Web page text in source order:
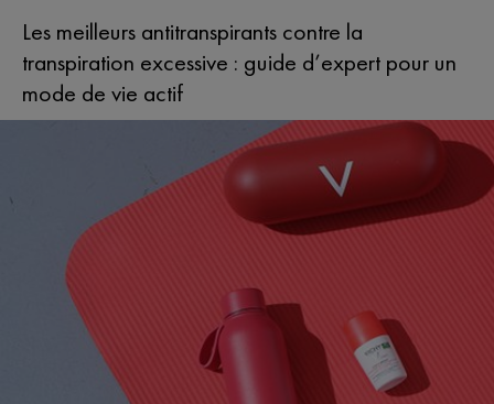
Les meilleurs antitranspirants contre la
transpiration excessive : guide d’expert pour un
mode de vie actif